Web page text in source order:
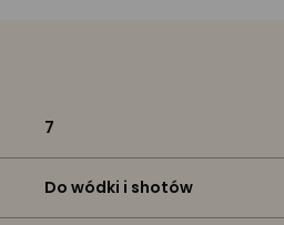
7
Do wódki i shotów